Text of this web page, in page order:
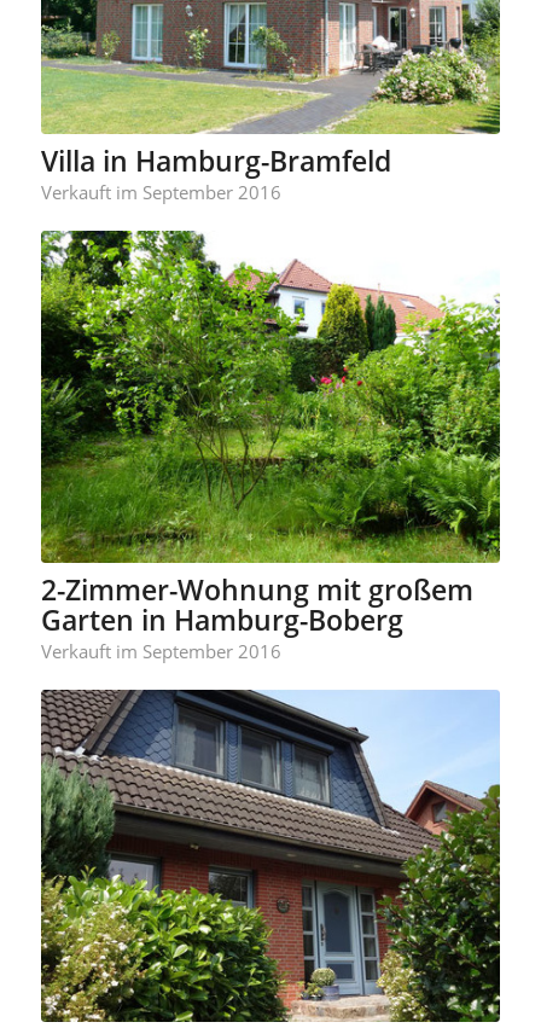
Villa in Hamburg-Bramfeld
Verkauft im September 2016
2-Zimmer-Wohnung mit großem
Garten in Hamburg-Boberg
Verkauft im September 2016